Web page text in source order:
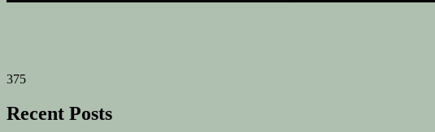
375
Recent Posts